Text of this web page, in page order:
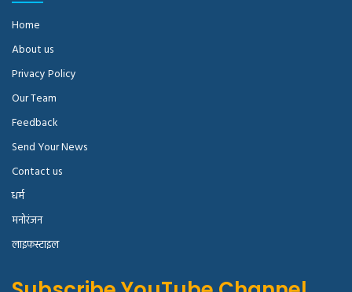
Home
About us
Privacy Policy
Our Team
Feedback
Send Your News
Contact us
धर्म
मनोरंजन
लाइफस्टाइल